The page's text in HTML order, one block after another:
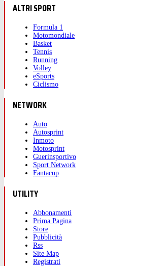
ALTRI SPORT
Formula 1
Motomondiale
Basket
Tennis
Running
Volley
eSports
Ciclismo
NETWORK
Auto
Autosprint
Inmoto
Motosprint
Guerinsportivo
Sport Network
Fantacup
UTILITY
Abbonamenti
Prima Pagina
Store
Pubblicità
Rss
Site Map
Registrati